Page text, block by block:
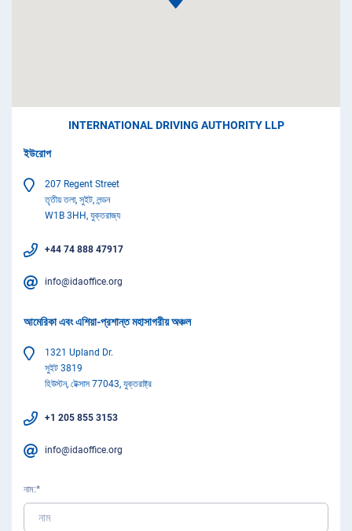
INTERNATIONAL DRIVING AUTHORITY LLP
ইউরোপ
207 Regent Street
তৃতীয় তলা, সুইট, লন্ডন
W1B 3HH, যুক্তরাজ্য
+44 74 888 47917
info@idaoffice.org
আমেরিকা এবং এশিয়া-প্রশান্ত মহাসাগরীয় অঞ্চল
1321 Upland Dr.
সুইট 3819
হিউস্টন, টেক্সাস 77043, যুক্তরাষ্ট্র
+1 205 855 3153
info@idaoffice.org
নাম